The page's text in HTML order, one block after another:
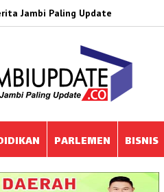
Jambi Paling Update
PARLEMEN BISNIS